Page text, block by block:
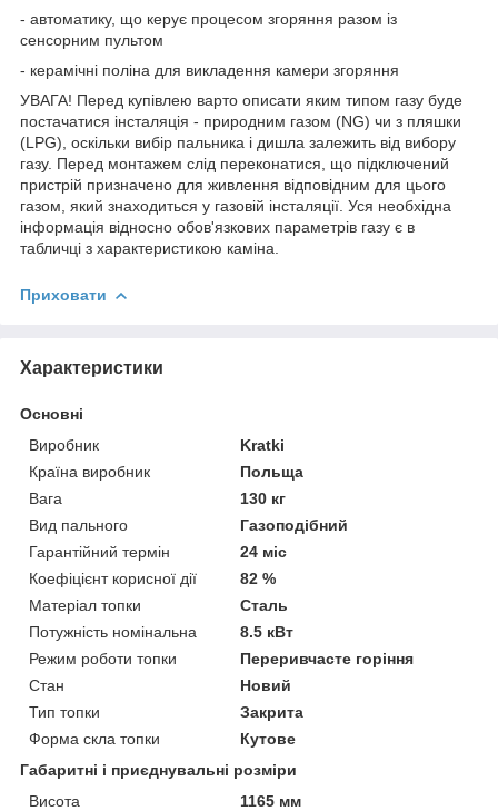
- автоматику, що керує процесом згоряння разом із
сенсорним пультом
- керамічні поліна для викладення камери згоряння
УВАГА! Перед купівлею варто описати яким типом газу буде
постачатися інсталяція - природним газом (NG) чи з пляшки
(LPG), оскільки вибір пальника і дишла залежить від вибору
газу. Перед монтажем слід переконатися, що підключений
пристрій призначено для живлення відповідним для цього
газом, який знаходиться у газовій інсталяції. Уся необхідна
інформація відносно обов'язкових параметрів газу є в
табличці з характеристикою каміна.
Приховати
Характеристики
Основні
Виробник
Kratki
Країна виробник
Польща
Вага
130 кг
Вид пального
Газоподібний
Гарантійний термін
24 міс
Коефіцієнт корисної дії
82 %
Матеріал топки
Сталь
Потужність номінальна
8.5 кВт
Режим роботи топки
Переривчасте горіння
Стан
Новий
Тип топки
Закрита
Форма скла топки
Кутове
Габаритні і приєднувальні розміри
Висота
1165 мм